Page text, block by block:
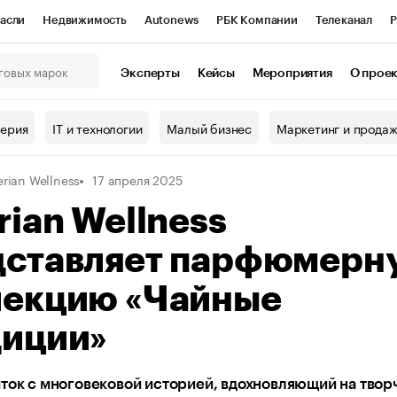
Недвижимость Autonews РБК Компании Телеканал
Проверка контрагентов
Эксперты Кейсы Мероприятия О
IT и технологии Малый бизнес Маркетинг и
Wellness 17 апреля 2025
Wellness
«Чайные
с многовековой историей, вдохновляющий на